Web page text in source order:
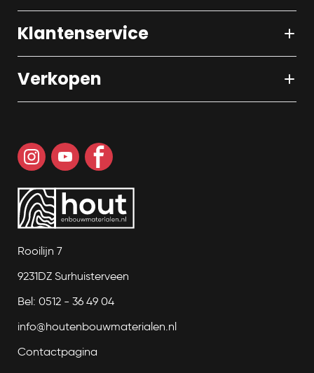
Klantenservice
Verkopen
Rooilijn 7
9231DZ Surhuisterveen
Bel: 0512 - 36 49 04
info@houtenbouwmaterialen.nl
Contactpagina